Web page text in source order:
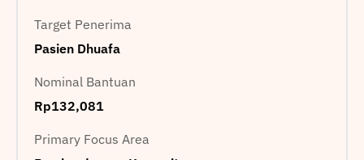
Target Penerima
Pasien Dhuafa
Nominal Bantuan
Rp132,081
Primary Focus Area